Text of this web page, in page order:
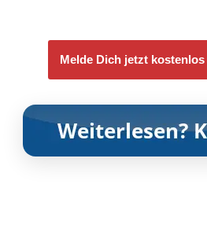
Melde Dich jetzt